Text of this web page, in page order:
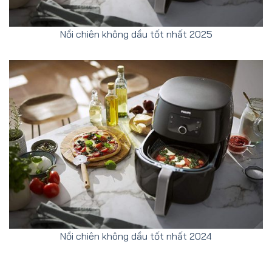
Nồi chiên không dầu tốt nhất 2025
Nồi chiên không dầu tốt nhất 2024